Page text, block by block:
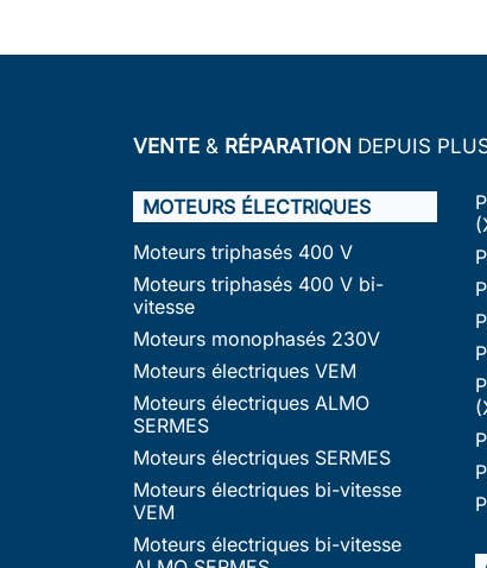
VENTE & RÉPARATION DEPUIS
MOTEURS ÉLECTRIQUES
Moteurs triphasés 400 V
Moteurs triphasés 400 V bi-
vitesse
Moteurs monophasés 230V
Moteurs électriques VEM
Moteurs électriques ALMO
SERMES
Moteurs électriques SERMES
Moteurs électriques bi-vitesse
VEM
Moteurs électriques bi-vitesse